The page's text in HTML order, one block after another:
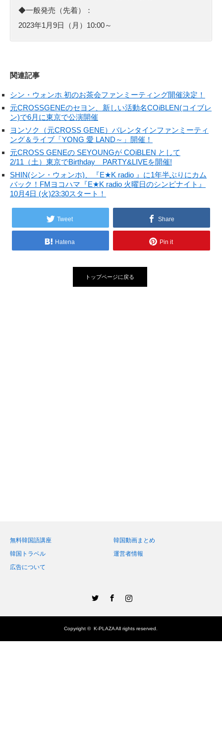
◆一般発売（先着）：
2023年1月9日（月）10:00～
関連記事
シン・ウォンホ 初のお茶会ファンミーティング開催決定！
元CROSSGENEのセヨン、新しい活動名COiBLEN(コイブレ
ン)で6月に東京で公演開催
ヨンソク（元CROSS GENE）バレンタインファンミーティ
ング＆ライブ「YONG 愛 LAND～」開催！
元CROSS GENEの SEYOUNGが COiBLEN として
2/11（土）東京でBirthday PARTY&LIVEを開催!
SHIN(シン・ウォンホ)、『E★K radio 』に1年半ぶりにカム
バック！FMヨコハマ『E★K radio 火曜日のシンピナイト』
10月4日 (火)23:30スタート！
Tweet Share
Hatena Pin it
トップページに戻る
無料韓国語講座
韓国動画まとめ
韓国トラベル
運営者情報
広告について
Copyright ©K-PLAZAAll rights reserved.